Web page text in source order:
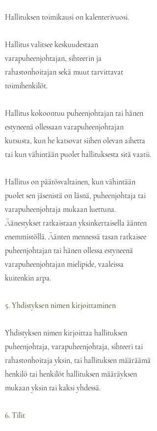
Hallituksen toimikausi on kalenterivuosi.
Hallitus valitsee keskuudestaan
varapuheenjohtajan, sihteerin ja
rahastonhoitajan sekä muut tarvittavat
toimihenkilöt.
Hallitus kokoontuu puheenjohtajan tai hänen
estyneenä ollessaan varapuheenjohtajan
kutsusta, kun he katsovat siihen olevan aihetta
tai kun vähintään puolet hallituksesta sitä vaatii.
Hallitus on päätösvaltainen, kun vähintään
puolet sen jäsenistä on läsnä, puheenjohtaja tai
varapuheenjohtaja mukaan luettuna.
Äänestykset ratkaistaan yksinkertaisella äänten
enemmistöllä. Äänten mennessä tasan ratkaisee
puheenjohtajan tai hänen ollessa estyneenä
varapuheenjohtajan mielipide, vaaleissa
kuitenkin arpa.
5. Yhdistyksen nimen kirjoittaminen
Yhdistyksen nimen kirjoittaa hallituksen
puheenjohtaja, varapuheenjohtaja, sihteeri tai
rahastonhoitaja yksin, tai hallituksen määräämä
henkilö tai henkilöt hallituksen määräyksen
mukaan yksin tai kaksi yhdessä.
6. Tilit